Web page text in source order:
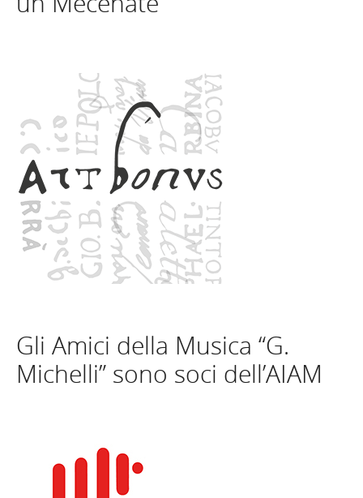
Gli Amici della Musica “G.
Michelli” sono soci dell’AIAM